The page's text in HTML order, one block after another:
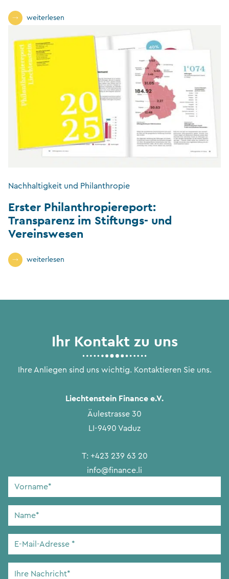
weiterlesen
Nachhaltigkeit und Philanthropie
Erster Philanthropiereport:
Transparenz im Stiftungs- und
Vereinswesen
weiterlesen
Ihr Kontakt zu uns
Ihre Anliegen sind uns wichtig. Kontaktieren Sie uns.
Liechtenstein Finance e.V.
Äulestrasse 30
LI-9490 Vaduz
T: +423 239 63 20
info@finance.li
Vorname
Name
E-
Adresse*